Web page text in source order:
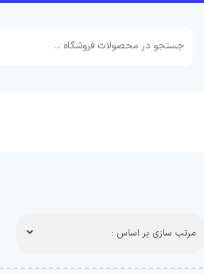
مرتب سازی بر اساس :